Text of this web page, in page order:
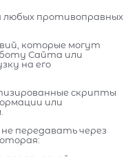
любых противоправных
которые могут
Сайта или
на его
скрипты
или
передавать через